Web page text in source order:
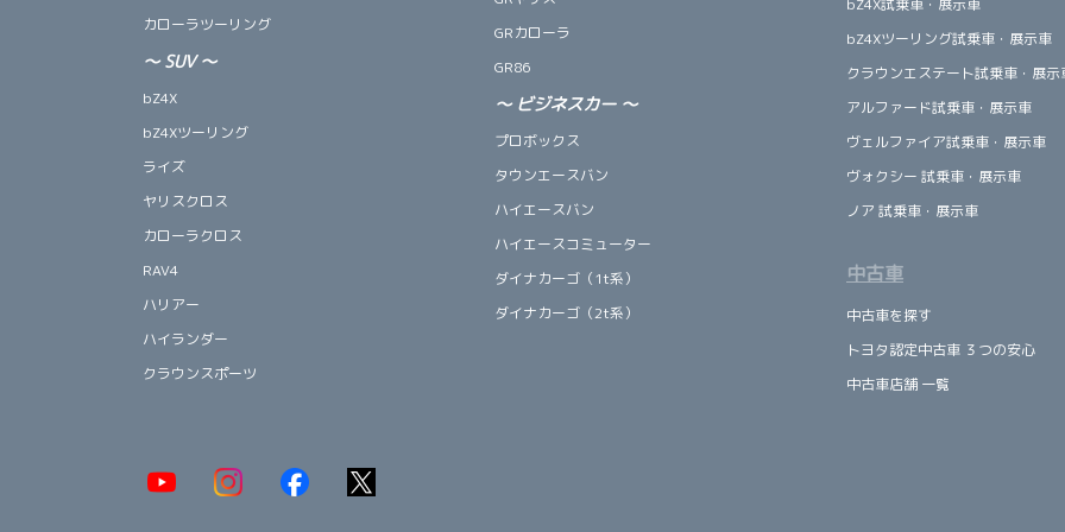
カローラツーリング
～ SUV～
bZ4X
bZ4Xツーリング
ライズ
ヤリスクロス
カローラクロス
RAV4
ハリアー
ハイランダー
クラウンスポーツ
GRカローラ
GR86
～ ビジネスカー ～
プロボックス
タウンエースバン
ハイエースバン
ハイエースコミューター
ダイナカーゴ（1t系）
ダイナカーゴ（2t系）
bZ4Xツーリング試乗車・展示車
クラウンエステート試乗車・展示
アルファード試乗車・展示車
ヴェルファイア試乗車・展示車
ヴォクシー 試乗車・展示車
ノア 試乗車・展示車
中古車
中古車を探す
トヨタ認定中古車 ３つの安心
中古車店舗 一覧